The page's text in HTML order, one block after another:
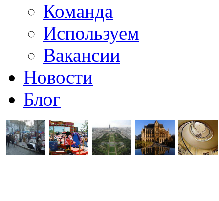
Команда
Используем
Вакансии
Новости
Блог